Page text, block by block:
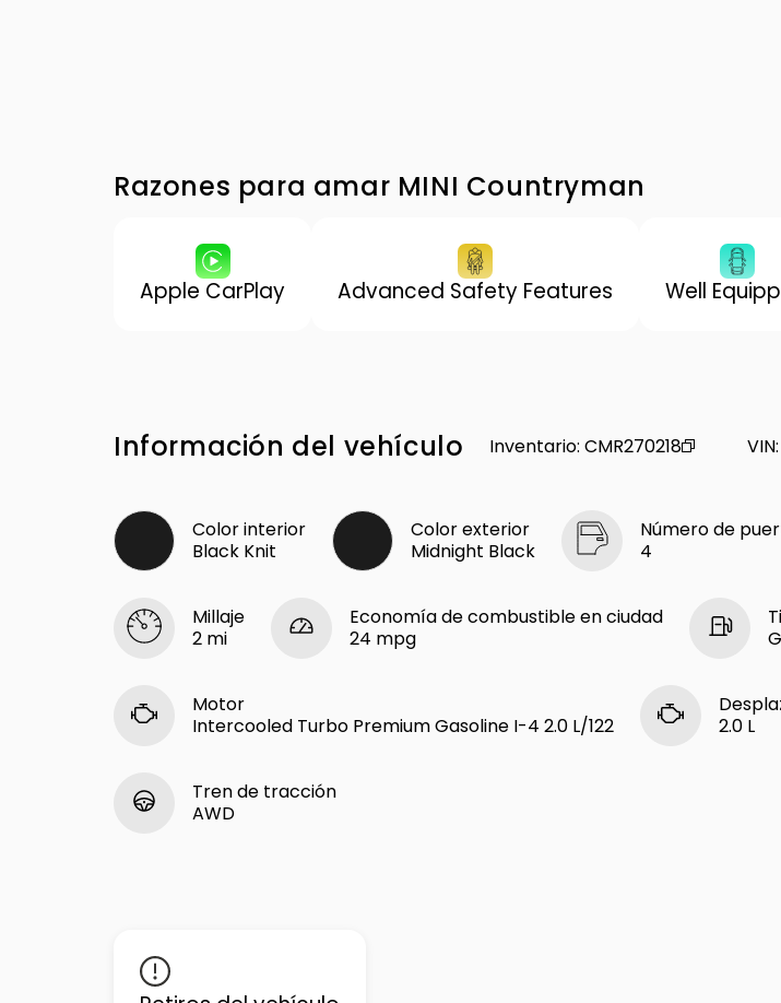
Razones para amar MINI Countryman
Apple CarPlay Advanced Safety Features Well
Información del vehículo Inventario:CMR270218 VIN
Color interior
Black Knit
Color exterior
Midnight Black
Número de
4
Millaje
2 mi
Economía de combustible en ciudad
24 mpg
Motor
Intercooled Turbo Premium Gasoline I-4 2.0 L/122
2.0 L
Tren de tracción
AWD